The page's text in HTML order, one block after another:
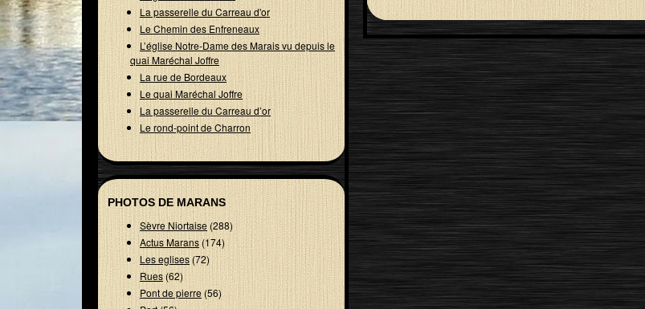
La passerelle du Carreau d'or
Le Chemin des Enfreneaux
L’église Notre-Dame des Marais vu depuis le
quai Maréchal Joffre
La rue de Bordeaux
Le quai Maréchal Joffre
La passerelle du Carreau d’or
Le rond-point de Charron
PHOTOS DE MARANS
Sèvre Niortaise(288)
Actus Marans (174)
Les eglises(72)
Rues(62)
Pont de pierre(56)